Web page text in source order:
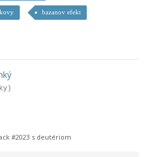
bazanov efekt
#2023 s deutériom